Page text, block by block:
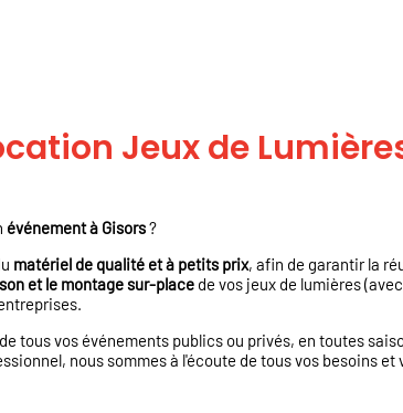
Jeux de
événement à Gisors?
matériel de qualité et à petits prix, afin de garantir la
et le montage sur-place de vos jeux de lumières
tous vos événements publics ou privés, en toutes
nous sommes à l'écoute de tous vos besoins